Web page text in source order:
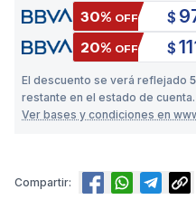
30% OFF $
20% OFF $
El descuento se verá reflejado
restante en el estado de cuenta.
Ver bases y condiciones en
Compartir: